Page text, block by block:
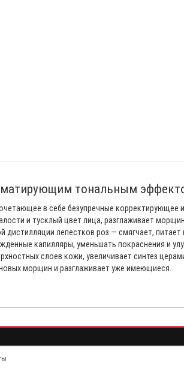
матирующим тональным
в себе безупречные корректирующее
и тусклый цвет лица, разглаживает
лепестков роз — смягчает,
капилляры, уменьшать покраснения и
слоев кожи, увеличивает синтез
морщин и разглаживает уже имеющиеся.